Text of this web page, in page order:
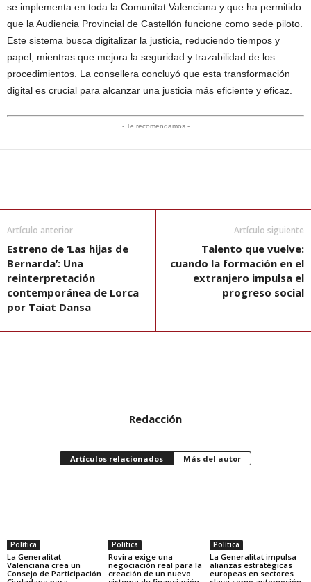
se implementa en toda la Comunitat Valenciana y que ha permitido
que la Audiencia Provincial de Castellón funcione como sede piloto.
Este sistema busca digitalizar la justicia, reduciendo tiempos y
papel, mientras que mejora la seguridad y trazabilidad de los
procedimientos. La consellera concluyó que esta transformación
digital es crucial para alcanzar una justicia más eficiente y eficaz.
- Te recomendamos -
Artículo anterior
Estreno de ‘Las hijas de
Bernarda’: Una
reinterpretación
contemporánea de Lorca
por Taiat Dansa
Artículo siguiente
Talento que vuelve:
cuando la formación en el
extranjero impulsa el
progreso social
Redacción
Artículos relacionados Más del autor
Política
La Generalitat
Valenciana crea un
Consejo de Participación
Política
Rovira exige una
negociación real para la
creación de un nuevo
Política
La Generalitat impulsa
alianzas estratégicas
europeas en sectores